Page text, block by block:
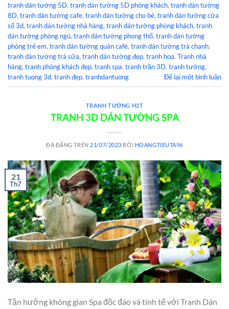
tranh dán tường 5D, tranh dán tường 5D phòng khách, tranh dán tường
8D, tranh dán tường cafe, tranh dán tường cho bé, tranh dán tường cửa
sổ 3d, tranh dán tường nhà hàng, tranh dán tường phòng khách, tranh
dán tường phòng ngủ, tranh dán tường phong thổ, tranh dán tường
phòng trẻ em, tranh dán tường quán café, tranh dán tường trà chanh,
tranh dán tường trà sữa, tranh dán tường đẹp, tranh hoa, Tranh nhà
hàng, tranh phòng khách đẹp, tranh spa, tranh trần 3D, tranh tường,
tranh tuong 3d, tranh đẹp, tranhdantuong Để lại một bình luận
TRANH TƯỜNG H2T
TRANH 3D DÁN TƯỜNG SPA
ĐÃ ĐĂNG TRÊN 21/07/2023 BỞI HOANGTIEUTA96
21
Th7
Tận hưởng không gian Spa độc đáo và tinh tế với Tranh Dán